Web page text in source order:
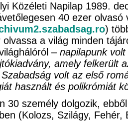
Közéleti Napilap 1989.
40 ezer
)
a világ minden
– napilapunk
amely felkerült
volt az első
használt és polikrómiát
30 személy dolgozik,
(Kolozs, Szilágy,